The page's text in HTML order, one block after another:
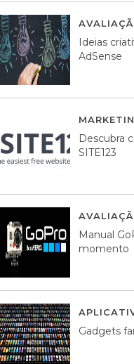
Ideias
AdSense
Descubra
SITE123
Manual
momento
Gadgets